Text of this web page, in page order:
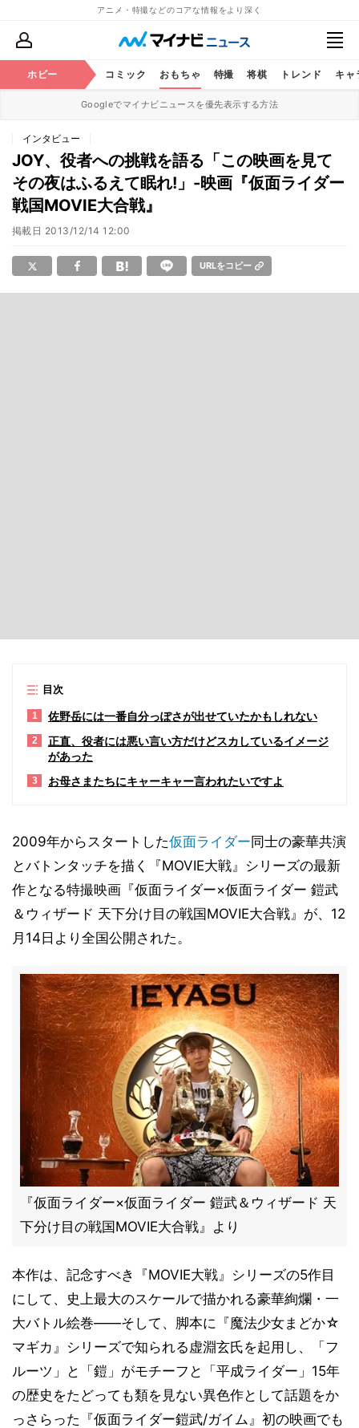
アニメ・特撮などのコアな情報をより深く
ホビー
アニメ コミック おもちゃ 特撮 将棋 トレンド キャ
Googleでマイナビニュースを優先表示する方法
インタビュー
JOY、役者への挑戦を語る「この映画を見て
その夜はふるえて眠れ!」-映画『仮面ライダー
戦国MOVIE大合戦』
掲載日 2013/12/14 12:00
URLをコピー
目次
1 佐野岳には一番自分っぽさが出せていたかもしれない
2
正直、役者には悪い言い方だけどスカしているイメージ
があった
3 お母さまたちにキャーキャー言われたいですよ
2009年からスタートした仮面ライダー同士の豪華共演
とバトンタッチを描く『MOVIE大戦』シリーズの最新
作となる特撮映画『仮面ライダー×仮面ライダー 鎧武
＆ウィザード 天下分け目の戦国MOVIE大合戦』が、12
月14日より全国公開された。
『仮面ライダー×仮面ライダー 鎧武＆ウィザード 天
下分け目の戦国MOVIE大合戦』より
本作は、記念すべき『MOVIE大戦』シリーズの5作目
にして、史上最大のスケールで描かれる豪華絢爛・一
大バトル絵巻――そして、脚本に『魔法少女まどか☆
マギカ』シリーズで知られる虚淵玄氏を起用し、「フ
ルーツ」と「鎧」がモチーフと「平成ライダー」15年
の歴史をたどっても類を見ない異色作として話題をか
っさらった『仮面ライダー鎧武/ガイム』初の映画でも